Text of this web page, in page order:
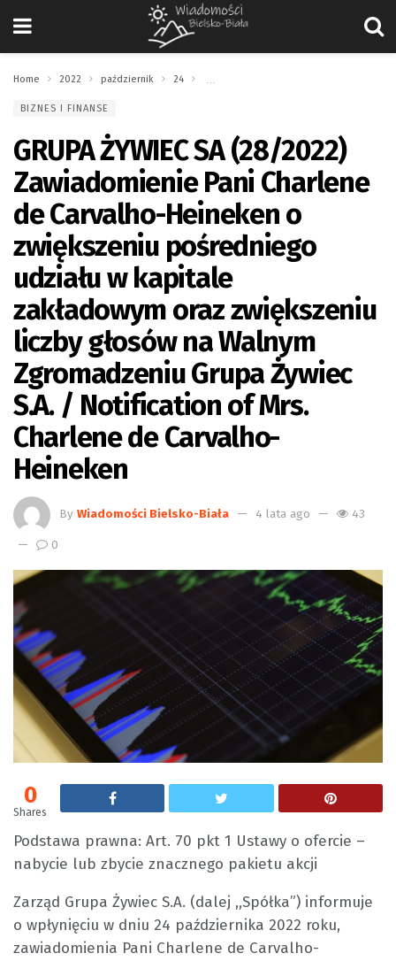
Home 2022 październik 24
BIZNES I FINANSE
GRUPA ŻYWIEC SA (28/2022)
Zawiadomienie Pani Charlene
de Carvalho-Heineken o
zwiększeniu pośredniego
udziału w kapitale
zakładowym oraz zwiększeniu
liczby głosów na Walnym
Zgromadzeniu Grupa Żywiec
S.A. / Notification of Mrs.
Charlene de Carvalho-
Heineken
By Wiadomości Bielsko-Biała 4 lata ago 43
0
0
Shares
Podstawa prawna: Art. 70 pkt 1 Ustawy o ofercie –
nabycie lub zbycie znacznego pakietu akcji
Zarząd Grupa Żywiec S.A. (dalej ,,Spółka”) informuje
o wpłynięciu w dniu 24 października 2022 roku,
zawiadomienia Pani Charlene de Carvalho-